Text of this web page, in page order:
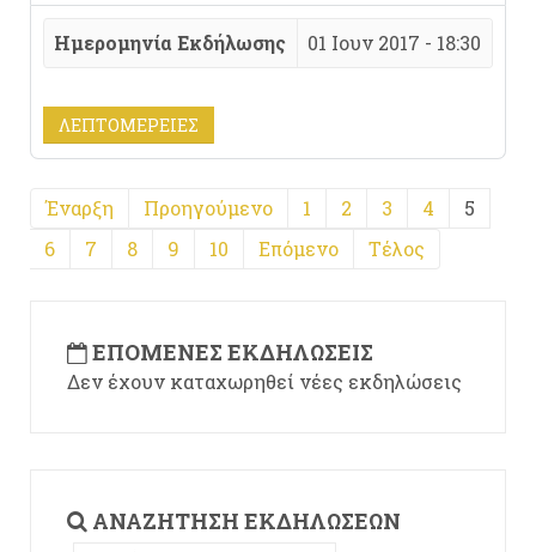
Ημερομηνία Εκδήλωσης 01 Ιουν 2017 - 18:30
ΛΕΠΤΟΜΈΡΕΙΕΣ
Έναρξη Προηγούμενο 1 2 3 4
5
6
7 8 9 10 Επόμενο Τέλος
ΕΠΌΜΕΝΕΣ ΕΚΔΗΛΏΣΕΙΣ
Δεν έχουν καταχωρηθεί νέες εκδηλώσεις
ΑΝΑΖΉΤΗΣΗ ΕΚΔΗΛΏΣΕΩΝ